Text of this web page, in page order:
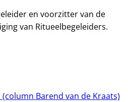
en voorzitter van de
van Ritueelbegeleiders.
Barend van de Kraats)